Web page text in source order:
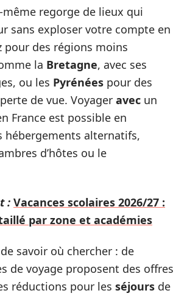
même regorge de lieux qui
sans exploser votre compte en
pour des régions moins
la Bretagne, avec ses
ou les Pyrénées pour des
de vue. Voyager avec un
France est possible en
hébergements alternatifs,
d’hôtes ou le
: Vacances scolaires 2026/27 :
par zone et académies
de savoir où chercher : de
de voyage proposent des offres
réductions pour les séjours de